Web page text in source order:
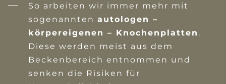
So arbeiten wir immer mehr mit
sogenannten autologen –
körpereigenen – Knochenplatten .
Diese werden meist aus dem
Beckenbereich entnommen und
senken die Risiken für